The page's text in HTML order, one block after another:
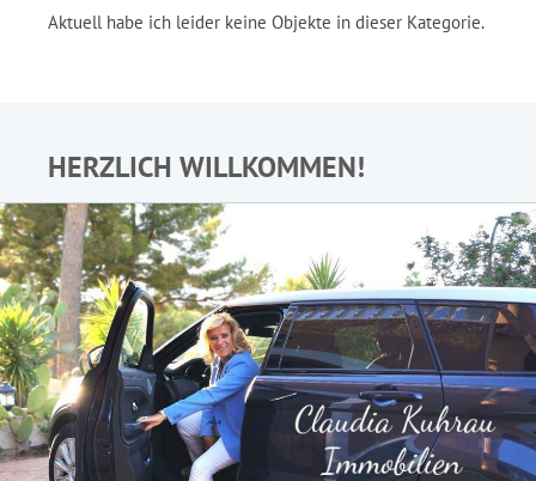
Aktuell habe ich leider keine Objekte in dieser Kategorie.
HERZLICH WILLKOMMEN!